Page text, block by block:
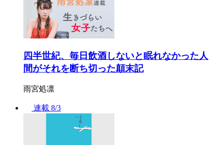
四半世紀、毎日飲酒しないと眠れなかった人
間がそれを断ち切った顛末記
雨宮処凛
連載 8/3